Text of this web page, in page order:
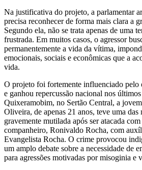
Na justificativa do projeto, a parlamentar
precisa reconhecer de forma mais clara a
Segundo ela, não se trata apenas de uma
frustrada. Em muitos casos, o agressor
permanentemente a vida da vítima,
emocionais, sociais e econômicas que a
vida.
O projeto foi fortemente influenciado pelo
e ganhou repercussão nacional nos
Quixeramobim, no Sertão Central, a
Oliveira, de apenas 21 anos, teve uma das
gravemente mutilada após ser atacada
companheiro, Ronivaldo Rocha, com
Evangelista Rocha. O crime provocou
um amplo debate sobre a necessidade de
para agressões motivadas por misoginia e